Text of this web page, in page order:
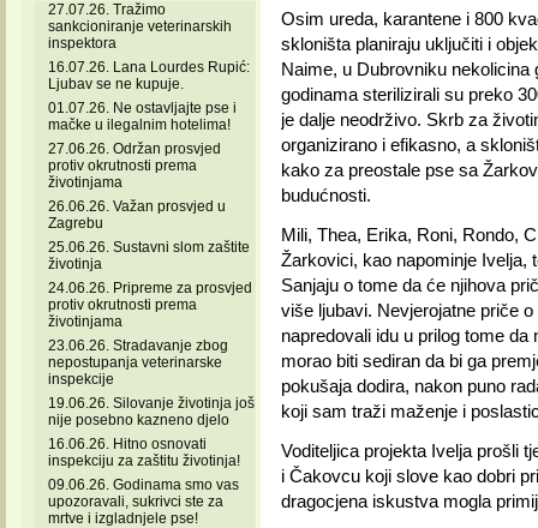
27.07.26. Tražimo
sankcioniranje veterinarskih
inspektora
16.07.26. Lana Lourdes Rupić:
Ljubav se ne kupuje.
01.07.26. Ne ostavljajte pse i
mačke u ilegalnim hotelima!
27.06.26. Održan prosvjed
protiv okrutnosti prema
životinjama
26.06.26. Važan prosvjed u
Zagrebu
25.06.26. Sustavni slom zaštite
životinja
24.06.26. Pripreme za prosvjed
protiv okrutnosti prema
životinjama
23.06.26. Stradavanje zbog
nepostupanja veterinarske
inspekcije
19.06.26. Silovanje životinja još
nije posebno kazneno djelo
16.06.26. Hitno osnovati
inspekciju za zaštitu životinja!
09.06.26. Godinama smo vas
upozoravali, sukrivci ste za
mrtve i izgladnjele pse!
Osim ureda, karantene i 800
skloništa planiraju uključiti i
Naime, u Dubrovniku
godinama sterilizirali su preko
je dalje neodrživo. Skrb za
organizirano i efikasno, a
kako za preostale pse sa
budućnosti.
Mili, Thea, Erika, Roni, Rondo,
Žarkovici, kao napominje Ivelja,
Sanjaju o tome da će njihova
više ljubavi. Nevjerojatne priče
napredovali idu u prilog tome da
morao biti sediran da bi ga
pokušaja dodira, nakon puno
koji sam traži maženje i
Voditeljica projekta Ivelja prošli
i Čakovcu koji slove kao dobri
dragocjena iskustva mogla